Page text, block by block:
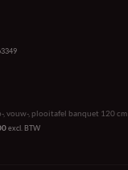
, vouw-, plooitafel banquet 120 cm
excl. BTW